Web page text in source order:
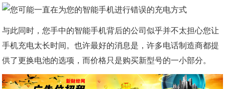
与此同时，您手中的智能手机背后的公司似乎并不太担心您让
手机充电太长时间。也许最好的消息是，许多电话制造商都提
供了更换电池的选项，而价格只是购买新型号的一小部分。